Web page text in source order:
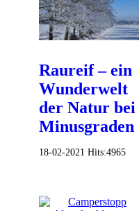
Raureif – ein
Wunderwelt
der Natur bei
Minusgraden
18-02-2021 Hits:4965